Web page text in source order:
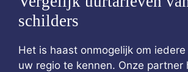
schilders
Het is haast onmogelijk om
uw regio te kennen. Onze partner